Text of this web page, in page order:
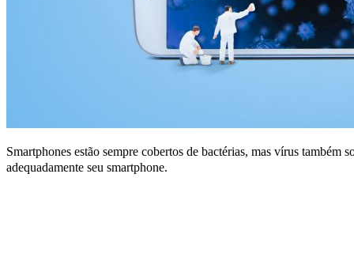
Smartphones estão sempre cobertos de bactérias, mas vírus
adequadamente seu smartphone.